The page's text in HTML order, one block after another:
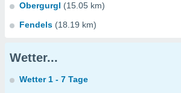
Obergurgl (15.05 km)
Fendels (18.19 km)
Wetter...
Wetter 1 - 7 Tage